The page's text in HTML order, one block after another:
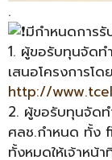
.
มีกำหนดการ
1. ผู้ขอรับทุนจัดท
เสนอโครงการโ
http://
2. ผู้ขอรับทุนจัดท
ศลช.กำหนด ทั้ง
ทั้งหมดให้เจ้าหน้